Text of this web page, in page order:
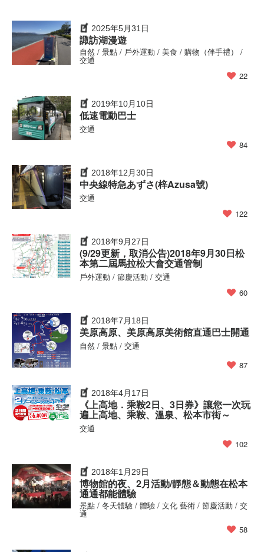
22
2025年5月31日
諏訪湖漫遊
自然 / 景點 / 戶外運動 / 美食 / 購物（伴手禮） /
交通
84
2019年10月10日
低速電動巴士
交通
122
2018年12月30日
中央線特急あずさ(梓Azusa號)
交通
60
2018年9月27日
(9/29更新，取消公告)2018年9月30日松
本第二屆馬拉松大會交通管制
戶外運動 / 節慶活動 / 交通
87
2018年7月18日
美原高原、美原高原美術館直通巴士開通
自然 / 景點 / 交通
102
2018年4月17日
《上高地．乘鞍2日、3日券》讓您一次玩
遍上高地、乘鞍、溫泉、松本市街～
交通
58
2018年1月29日
博物館的夜、2月活動/靜態＆動態在松本
通通都能體驗
景點 / 冬天體驗 / 體驗 / 文化 藝術 / 節慶活動 / 交
通